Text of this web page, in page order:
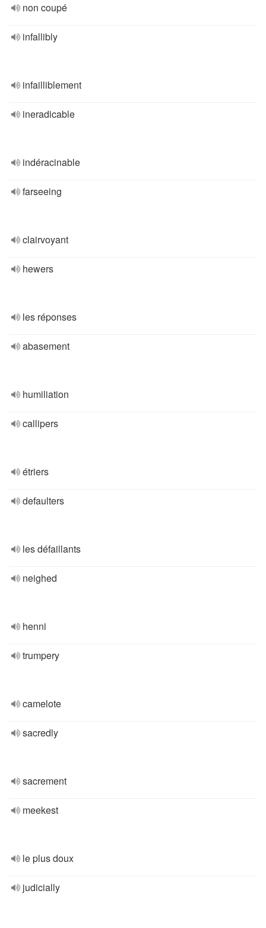
non coupé
infallibly
infailliblement
ineradicable
indéracinable
farseeing
clairvoyant
hewers
les réponses
abasement
humiliation
callipers
étriers
defaulters
les défaillants
neighed
henni
trumpery
camelote
sacredly
sacrement
meekest
le plus doux
judicially